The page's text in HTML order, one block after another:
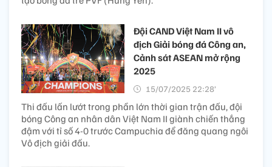
Đội CAND Việt Nam II vô
địch Giải bóng đá Công an,
Cảnh sát ASEAN mở rộng
2025
15/07/2025 22:28’
Thi đấu lấn lướt trong phần lớn thời gian trận đấu, đội
bóng Công an nhân dân Việt Nam II giành chiến thắng
đậm với tỉ số 4-0 trước Campuchia để đăng quang ngôi
Vô địch giải đấu.